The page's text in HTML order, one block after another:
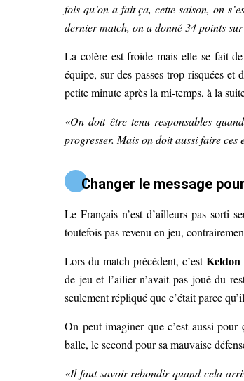
fois qu’on a fait ça, cette saison, on
dernier match, on a donné 34 points
La colère est froide mais elle se fait
équipe, sur des passes trop risquées et
petite minute après la mi-temps, à la
«On doit être tenu responsables
progresser. Mais on doit aussi faire
Changer le message
Le Français n’est d’ailleurs pas sorti
toutefois pas revenu en jeu,
Lors du match précédent, c’estKeldon
de jeu et l’ailier n’avait pas joué du
seulement répliqué que c’était parce
On peut imaginer que c’est aussi
balle, le second pour sa mauvaise
«Il faut savoir rebondir quand cela